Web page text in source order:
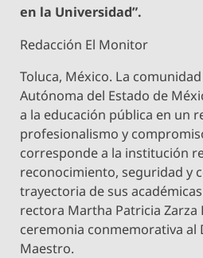
en la Universidad”.
Redacción El Monitor
Toluca, México. La
Autónoma del Estado de
a la educación pública en un
profesionalismo y
corresponde a la institución
reconocimiento, seguridad y
trayectoria de sus
rectora Martha Patricia Zarza
ceremonia conmemorativa al
Maestro.